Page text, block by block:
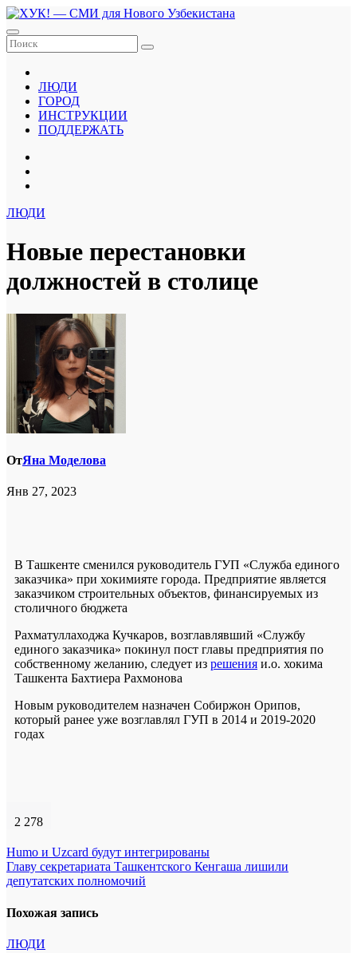
Перейти
к
содержанию
ЛЮДИ
ГОРОД
ИНСТРУКЦИИ
ПОДДЕРЖАТЬ
ЛЮДИ
Новые перестановки
должностей в столице
ОтЯна Моделова
Янв 27, 2023
В Ташкенте сменился руководитель ГУП «Служба единого
заказчика» при хокимияте города. Предприятие является
заказчиком строительных объектов, финансируемых из
столичного бюджета
Рахматуллаходжа Кучкаров, возглавлявший «Службу
единого заказчика» покинул пост главы предприятия по
собственному желанию, следует из решения и.о. хокима
Ташкента Бахтиера Рахмонова
Новым руководителем назначен Собиржон Орипов,
который ранее уже возглавлял ГУП в 2014 и 2019-2020
годах
2 278
Навигация
по
Humo и Uzcard будут интегрированы
Главу секретариата Ташкентского Кенгаша лишили
депутатских полномочий
Похожая запись
ЛЮДИ